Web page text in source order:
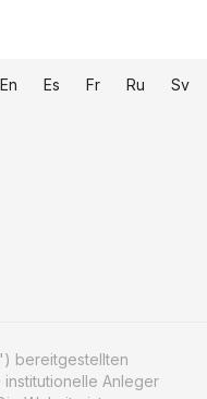
En Es Fr Ru Sv
bereitgestellten
Anleger